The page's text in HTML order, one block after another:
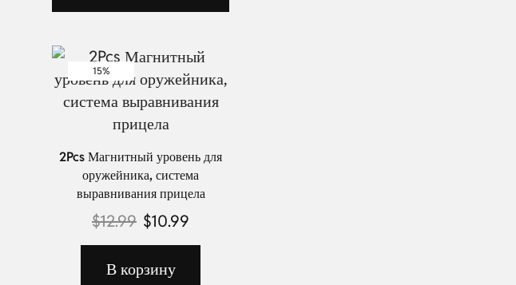
15%
2Pcs Магнитный уровень для
оружейника, система
выравнивания прицела
$12.99 $10.99
В корзину